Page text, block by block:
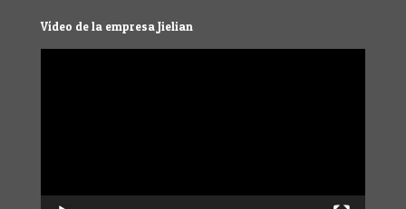
Vídeo de la empresa Jielian